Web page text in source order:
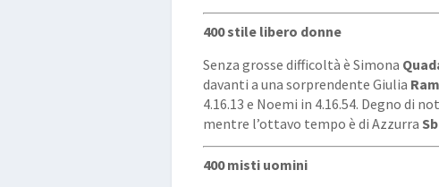
400 stile libero donne
Senza grosse difficoltà è Simona
davanti a una sorprendente Giulia
4.16.13 e Noemi in 4.16.54. Degno di
mentre l’ottavo tempo è di Azzurra
400 misti uomini